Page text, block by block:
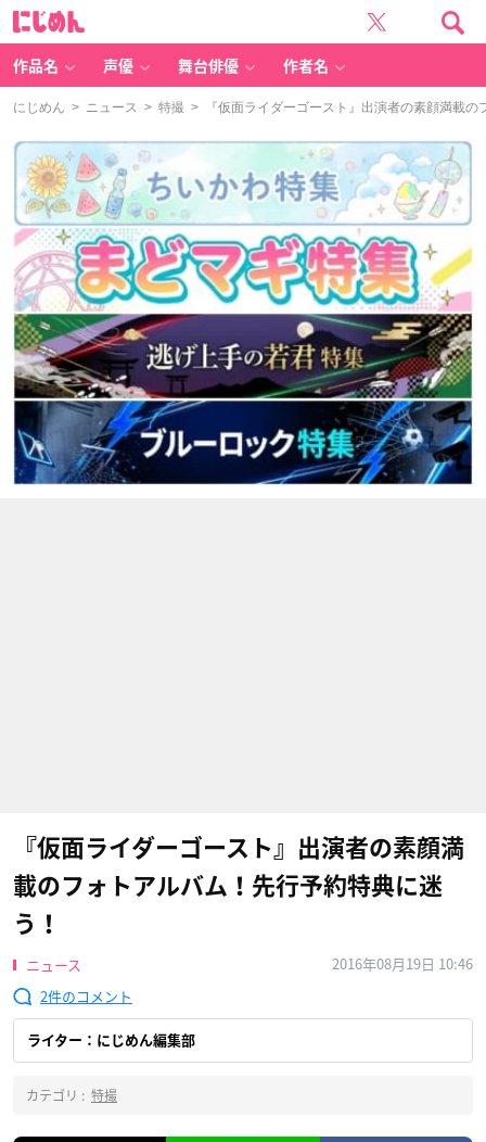
作品名 声優 舞台俳優 作者名
にじめん > ニュース > 特撮 > 『仮面ライダーゴースト』出演者の素顔満載の
『仮面ライダーゴースト』出演者の素顔満
載のフォトアルバム！先行予約特典に迷
う！
ニュース
2016年08月19日 10:46
2
ライター：にじめん編集部
カテゴリ : 特撮